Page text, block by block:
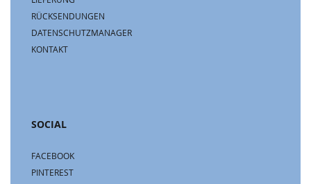
RÜCKSENDUNGEN
DATENSCHUTZMANAGER
KONTAKT
SOCIAL
FACEBOOK
PINTEREST